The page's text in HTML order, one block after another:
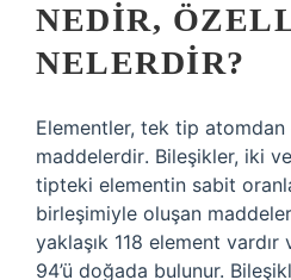
NEDIR,
NELERDIR?
Elementler, tek tip atomdan
maddelerdir. Bileşikler, iki
tipteki elementin sabit
birleşimiyle oluşan
yaklaşık 118 element vardır
94’ü doğada bulunur.